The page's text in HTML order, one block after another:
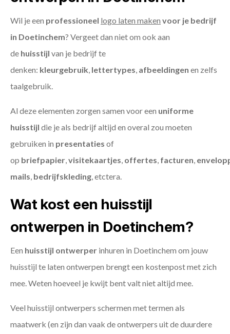
Wil je een professioneel logo laten maken voor je bedrijf
in Doetinchem? Vergeet dan niet om ook aan
de huisstijl van je bedrijf te
denken: kleurgebruik, lettertypes, afbeeldingen en zelfs
taalgebruik.
Al deze elementen zorgen samen voor een uniforme
huisstijl die je als bedrijf altijd en overal zou moeten
gebruiken in presentaties of
op briefpapier,visitekaartjes, offertes, facturen,
mails, bedrijfskleding, etctera.
Wat kost een huisstijl
ontwerpen in Doetinchem?
Een huisstijl ontwerper inhuren in Doetinchem om jouw
huisstijl te laten ontwerpen brengt een kostenpost met zich
mee. Weten hoeveel je kwijt bent valt niet altijd mee.
Veel huisstijl ontwerpers schermen met termen als
maatwerk (en zijn dan vaak de ontwerpers uit de duurdere